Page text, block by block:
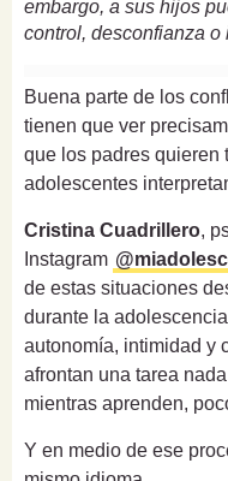
embargo, a sus hijos
control, desconfianza o
Buena parte de los
tienen que ver
que los padres quieren
adolescentes
Cristina Cuadrillero,
Instagram
de estas situaciones
durante la
autonomía, intimidad y
afrontan una tarea
mientras aprenden,
Y en medio de ese